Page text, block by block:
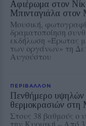
Αφιέρωμα στον
Μπινταγιάλα στον
Μουσική,
δραματοποίηση
εκδήλωση «Έρωτας
των οργάνων» τη
Αυγούστου
ΠΕΡΙΒΑΛΛΟΝ
Πενθήμερο υψηλών
θερμοκρασιών στη
Στους 38 βαθμούς ο
την Κυριακή – Από